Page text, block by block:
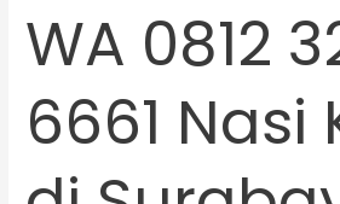
WA 0812
6661 Nasi
0812
3248
6661
Nasi
Kotak